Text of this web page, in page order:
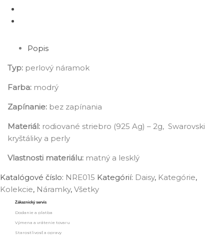
Popis
Typ: perlový náramok
Farba: modrý
Zapínanie: bez zapínania
Materiál: rodiované striebro (925 Ag) – 2g, Swarovski
kryštáliky a perly
Vlastnosti materiálu: matný a lesklý
Katalógové číslo: NRE015 Kategórií: Daisy, Kategórie,
Kolekcie, Náramky, ‎Všetky
Zákaznický servis
Dodanie a platba
Výmena a vrátenie tovaru
Starostlivosť a opravy